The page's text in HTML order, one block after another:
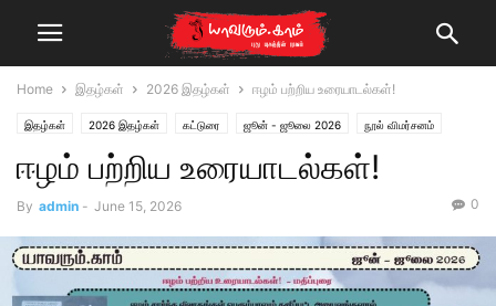
Home இதழ்கள் 2026 இதழ்கள் ஈழம் பற்றிய உரையாடல்கள்!
இதழ்கள் 2026 இதழ்கள் கட்டுரை ஜூன் - ஜூலை 2026 நூல் விமர்சனம்
ஈழம் பற்றிய உரையாடல்கள்!
By admin - June 15, 2026 0